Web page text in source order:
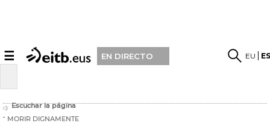
☰ EN DIRECTO EU
Escuchar la página
MORIR DIGNAMENTE